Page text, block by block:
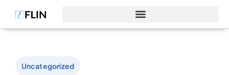
Uncategorized